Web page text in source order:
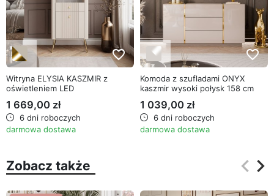
favorite_border
Witryna ELYSIA KASZMIR z
oświetleniem LED
1 669,00 zł
6 dni roboczych
darmowa dostawa
favorite_border
Komoda z szufladami ONYX
kaszmir wysoki połysk 158 cm
1 039,00 zł
6 dni roboczych
darmowa dostawa
Zobacz także keyboard_arrow_left
keyboard_arrow_right